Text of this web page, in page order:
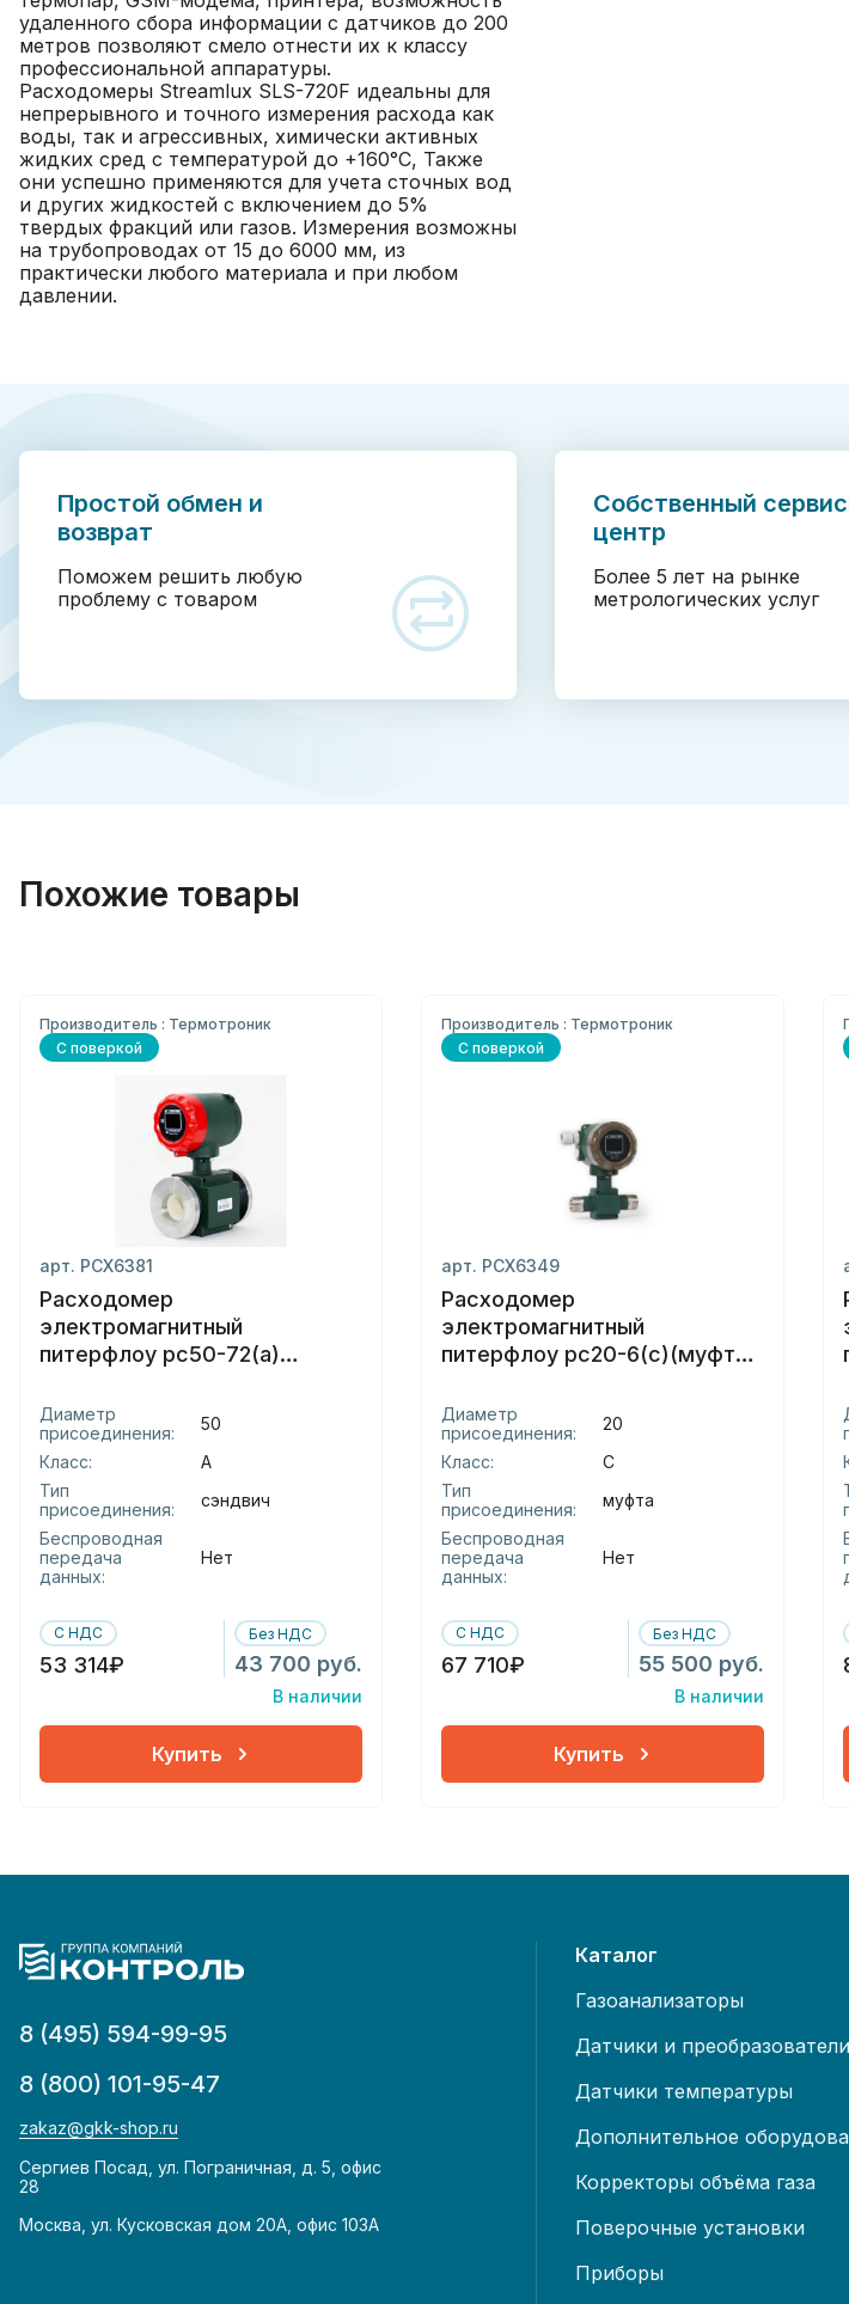
удаленного сбора информации с датчиков до 200
метров позволяют смело отнести их к классу
профессиональной аппаратуры.
Расходомеры Streamlux SLS-720F идеальны для
непрерывного и точного измерения расхода как
воды, так и агрессивных, химически активных
жидких сред с температурой до +160°С, Также
они успешно применяются для учета сточных вод
и других жидкостей с включением до 5%
твердых фракций или газов. Измерения возможны
на трубопроводах от 15 до 6000 мм, из
практически любого материала и при любом
давлении.
Простой обмен и
возврат
Поможем решить любую
проблему с товаром
Собственный
центр
Более 5 лет на рынке
метрологических услуг
Похожие товары
Производитель : Термотроник
С поверкой
арт. РСХ6381
Расходомер
электромагнитный
питерфлоу рс50-72(а)
Диаметр
присоединения:
50
Класс:
А
Тип
присоединения:
сэндвич
Беспроводная
передача
данных:
Нет
С НДС
53 314₽
Без НДС
43 700 руб.
В наличии
Купить
Производитель : Термотроник
С поверкой
арт. РСХ6349
Расходомер
электромагнитный
питерфлоу рс20-6(с)(муфта)
Диаметр
присоединения:
20
Класс:
С
Тип
присоединения:
муфта
Беспроводная
передача
данных:
Нет
С НДС
67 710₽
Без НДС
55 500 руб.
В наличии
Купить
8 (495) 594-99-95
8 (800) 101-95-47
zakaz@gkk-shop.ru
Сергиев Посад, ул. Пограничная, д. 5, офис
28
Москва, ул. Кусковская дом 20А, офис 103А
Каталог
Газоанализаторы
Датчики и
Датчики температуры
Дополнительное
Корректоры объёма газа
Поверочные установки
Приборы